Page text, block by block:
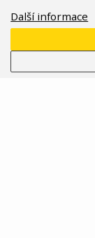
Další informace